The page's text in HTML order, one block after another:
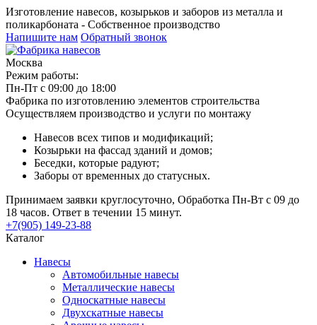
Изготовление навесов, козырьков и заборов из металла и
поликарбоната - Собственное производство
Напишите нам Обратный звонок
Москва
Режим работы:
Пн-Пт с 09:00 до 18:00
Фабрика по изготовлению элементов строительства
Осуществляем производство и услуги по монтажу
Навесов всех типов и модификаций;
Козырьки на фассад зданий и домов;
Беседки, которые радуют;
Заборы от временных до статусных.
Принимаем заявки круглосуточно, Обработка Пн-Вт с 09 до
18 часов. Ответ в течении 15 минут.
+7(905) 149-23-88
Каталог
Навесы
Автомобильные навесы
Металлические навесы
Односкатные навесы
Двухскатные навесы